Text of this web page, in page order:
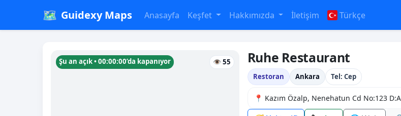
🗺️ Guidexy Maps Anasayfa Keşfet Hakkımızda İletişim Türkçe
Şu an açık • 00:00:00’da kapanıyor 👁 55 Ruhe Restaurant
Restoran Ankara Tel: Cep
📍 Kazım Özalp, Nenehatun Cd No:123